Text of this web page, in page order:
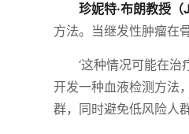
珍妮特·布朗教授
方法。当继发性肿瘤在
‘这种情况可能在
开发一种血液检测方法
群，同时避免低风险人